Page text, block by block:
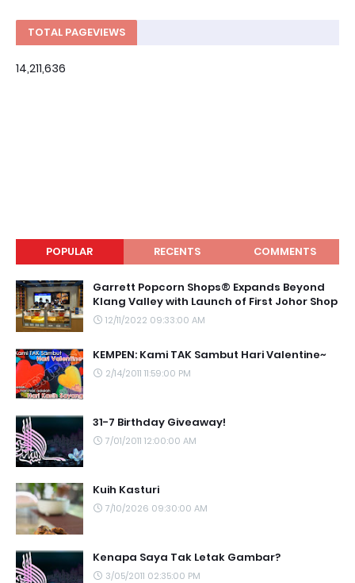
TOTAL PAGEVIEWS
14,211,636
POPULAR RECENTS COMMENTS
Garrett Popcorn Shops® Expands Beyond
Klang Valley with Launch of First Johor Shop
12/11/2022 09:33:00 AM
KEMPEN: Kami TAK Sambut Hari Valentine~
2/14/2011 11:59:00 PM
31-7 Birthday Giveaway!
7/01/2011 12:00:00 AM
Kuih Kasturi
7/10/2026 09:30:00 AM
Kenapa Saya Tak Letak Gambar?
3/05/2011 02:35:00 PM